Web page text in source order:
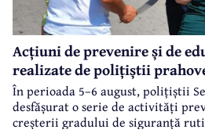
Acțiuni de prevenire și de
realizate de polițiștii
În perioada 5–6 august, polițiștii
desfășurat o serie de activități
creșterii gradului de siguranță